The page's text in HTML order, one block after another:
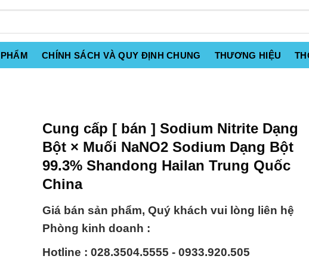
CHÍNH SÁCH VÀ QUY ĐỊNH CHUNG THƯƠNG HIỆU
Cung cấp [ bán ] Sodium Nitrite Dạng
Bột × Muối NaNO2 Sodium Dạng Bột
99.3% Shandong Hailan Trung Quốc
China
Giá bán sản phẩm, Quý khách vui lòng liên hệ
Phòng kinh doanh :
Hotline : 028.3504.5555 - 0933.920.505